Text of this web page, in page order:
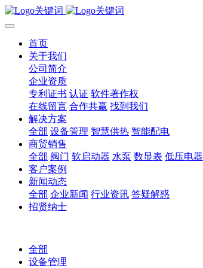
首页
关于我们
公司简介
企业资质
专利证书 认证 软件著作权
在线留言 合作共赢 找到我们
解决方案
全部 设备管理 智慧供热 智能配电
商贸销售
全部 阀门 软启动器 水泵 数显表 低压电器
客户案例
新闻动态
全部 企业新闻 行业资讯 答疑解惑
招贤纳士
全部
设备管理